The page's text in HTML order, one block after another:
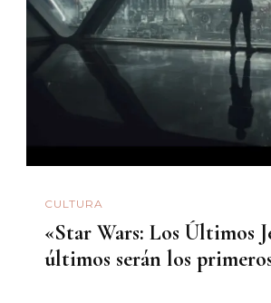
CULTURA
«Star Wars: Los Últimos
últimos serán los